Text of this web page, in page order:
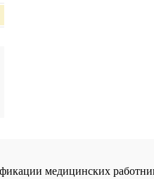
медицинских